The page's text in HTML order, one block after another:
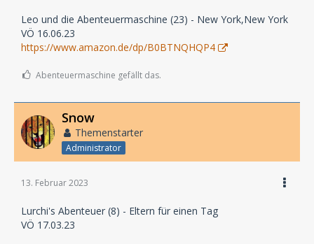
Leo und die Abenteuermaschine (23) - New York,New York
VÖ 16.06.23
https://www.amazon.de/dp/B0BTNQHQP4
Abenteuermaschine gefällt das.
Snow
Themenstarter
Administrator
13. Februar 2023
Lurchi's Abenteuer (8) - Eltern für einen Tag
VÖ 17.03.23